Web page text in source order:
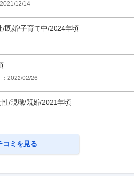
2021/12/14
/既婚/子育て中/2024年頃
2022/02/26
/現職/既婚/2021年頃
コミを見る